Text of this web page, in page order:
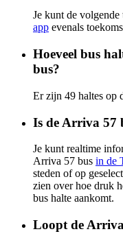
Je kunt de
app evenals
Hoeveel bus
bus?
Er zijn 49 haltes op
Is de Arriva 57
Je kunt realtime
Arriva 57 bus in de
steden of op
zien over hoe druk
bus halte aankomt.
Loopt de